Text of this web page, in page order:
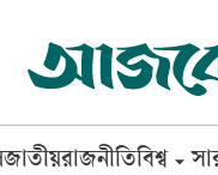
জাতীয়রাজনীতিবিশ্ব